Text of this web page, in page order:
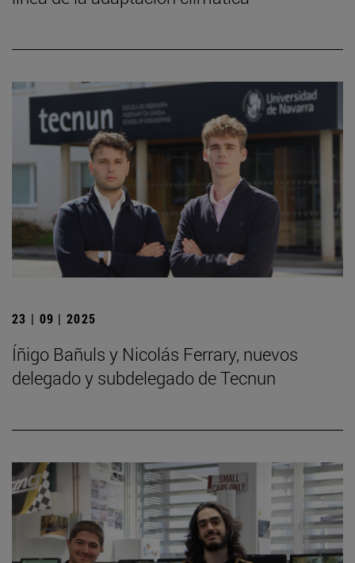
23 | 09 | 2025
Íñigo Bañuls y Nicolás Ferrary, nuevos
delegado y subdelegado de Tecnun